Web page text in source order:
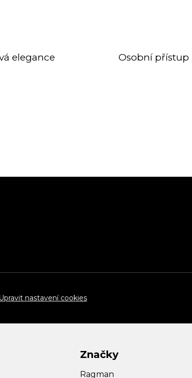
elegance Osobní přístup
nastavení cookies
Značky
Ragman